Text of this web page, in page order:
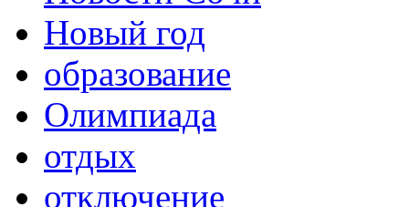
Новый год
образование
Олимпиада
отдых
отключение